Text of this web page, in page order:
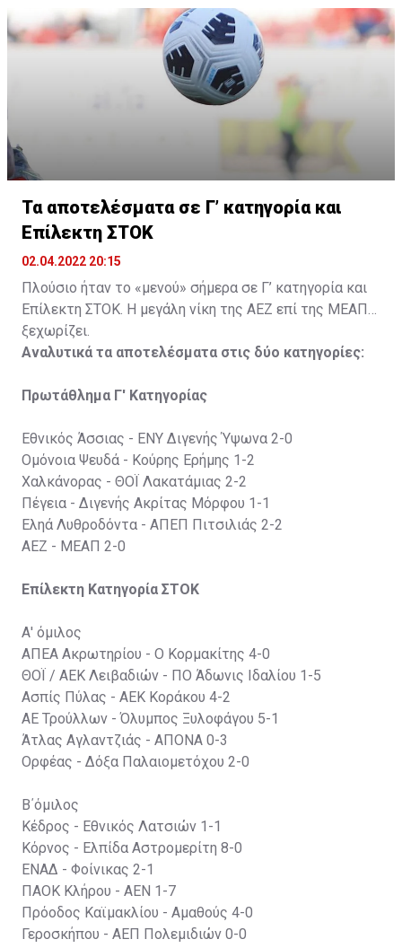
Τα αποτελέσματα σε Γ’ κατηγορία και
Επίλεκτη ΣΤΟΚ
02.04.2022 20:15
Πλούσιο ήταν το «μενού» σήμερα σε Γ’ κατηγορία και
Επίλεκτη ΣΤΟΚ. Η μεγάλη νίκη της ΑΕΖ επί της ΜΕΑΠ
ξεχωρίζει.
Αναλυτικά τα αποτελέσματα στις δύο κατηγορίες:
Πρωτάθλημα Γ' Κατηγορίας
Εθνικός Άσσιας - ΕΝΥ Διγενής Ύψωνα 2-0
Ομόνοια Ψευδά - Κούρης Ερήμης 1-2
Χαλκάνορας - ΘΟΪ Λακατάμιας 2-2
Πέγεια - Διγενής Ακρίτας Μόρφου 1-1
Εληά Λυθροδόντα - ΑΠΕΠ Πιτσιλιάς 2-2
ΑΕΖ - ΜΕΑΠ 2-0
Επίλεκτη Κατηγορία ΣΤΟΚ
Α' όμιλος
ΑΠΕΑ Ακρωτηρίου - Ο Κορμακίτης 4-0
ΘΟΪ / ΑΕΚ Λειβαδιών - ΠΟ Άδωνις Ιδαλίου 1-5
Ασπίς Πύλας - ΑΕΚ Κοράκου 4-2
ΑΕ Τρούλλων - Όλυμπος Ξυλοφάγου 5-1
Άτλας Αγλαντζιάς - ΑΠΟΝΑ 0-3
Ορφέας - Δόξα Παλαιομετόχου 2-0
Β΄όμιλος
Κέδρος - Εθνικός Λατσιών 1-1
Κόρνος - Ελπίδα Αστρομερίτη 8-0
ΕΝΑΔ - Φοίνικας 2-1
ΠΑΟΚ Κλήρου - ΑΕΝ 1-7
Πρόοδος Καϊμακλίου - Αμαθούς 4-0
Γεροσκήπου - ΑΕΠ Πολεμιδιών 0-0